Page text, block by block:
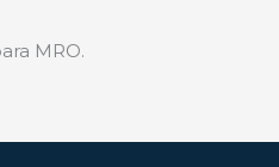
MRO.